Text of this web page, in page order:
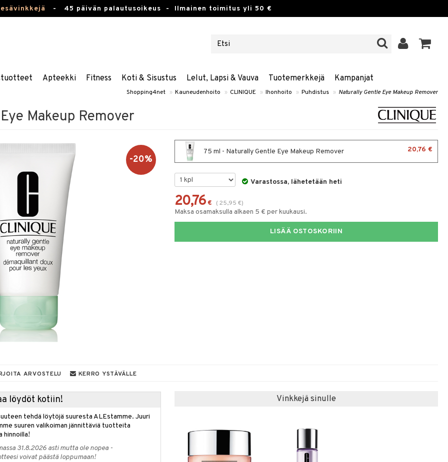
- 45 päivän palautusoikeus - Ilmainen toimitus yli 50 €
Apteekki Fitness Koti & Sisustus Lelut, Lapsi & Vauva Tuotemerkkejä Kampanjat
Shopping4net » Kauneudenhoito » CLINIQUE » Ihonhoito » Puhdistus » Naturally Gentle Eye Makeup Remover
Makeup Remover
-20%
75 ml - Naturally Gentle Eye Makeup Remover 20,76 €
Varastossa, lähetetään heti
20,76 € ( 25,95 €)
Maksa osamaksulla alkaen 5 € per kuukausi.
LISÄÄ OSTOSKORIIN
ARVOSTELU KERRO YSTÄVÄLLE
löydöt kotiin!
tehdä löytöjä suuresta ALEstamme. Juuri
suuren valikoiman jännittäviä tuotteita
hinnoilla!
31.8.2026 asti mutta ole nopea -
voivat päästä loppumaan!
Vinkkejä sinulle